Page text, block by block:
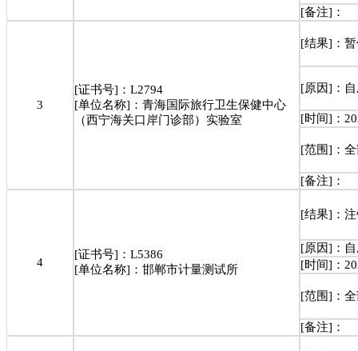
[备注]：
3
[证书号]：L2794
[单位名称]：青海国际旅行卫生保健中心
（西宁海关口岸门诊部）实验室
[结果]：
[原因]：
[时间]：
[范围]：
[备注]：
4
[证书号]：L5386
[单位名称]：邯郸市计量测试所
[结果]：
[原因]：
[时间]：
[范围]：
[备注]：